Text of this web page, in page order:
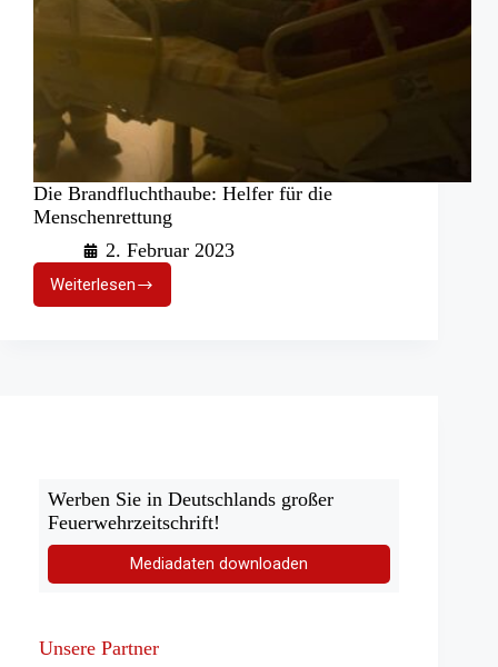
Die Brandfluchthaube: Helfer für die
Menschenrettung
2. Februar 2023
Weiterlesen
Die
Brandfluchthaube:
Werben Sie in Deutschlands großer
Feuerwehrzeitschrift!
Mediadaten downloaden
Unsere Partner